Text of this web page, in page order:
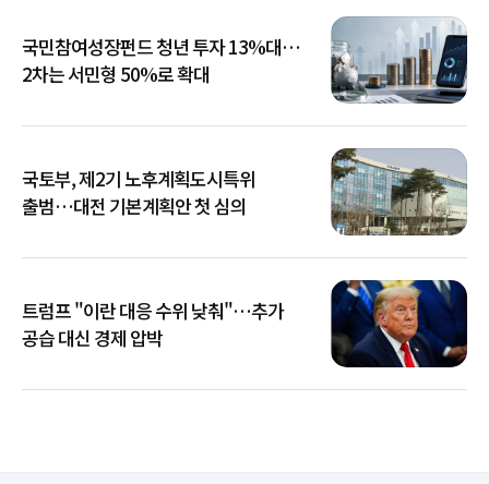
국민참여성장펀드 청년 투자 13%대…
2차는 서민형 50%로 확대
국토부, 제2기 노후계획도시특위
출범…대전 기본계획안 첫 심의
트럼프 "이란 대응 수위 낮춰"…추가
공습 대신 경제 압박